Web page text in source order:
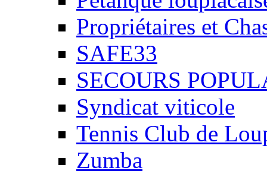
Propriétaires et
SAFE33
SECOURS
Syndicat viticole
Tennis Club de
Zumba